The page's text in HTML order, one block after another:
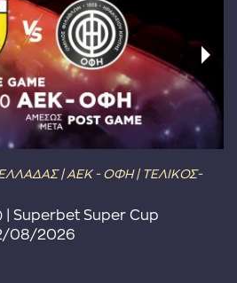
ΕΛΛΑΔΑΣ | ΑΕΚ - ΟΦΗ | ΤΕΛΙΚΟΣ-
Superbet Super Cup
08/2026